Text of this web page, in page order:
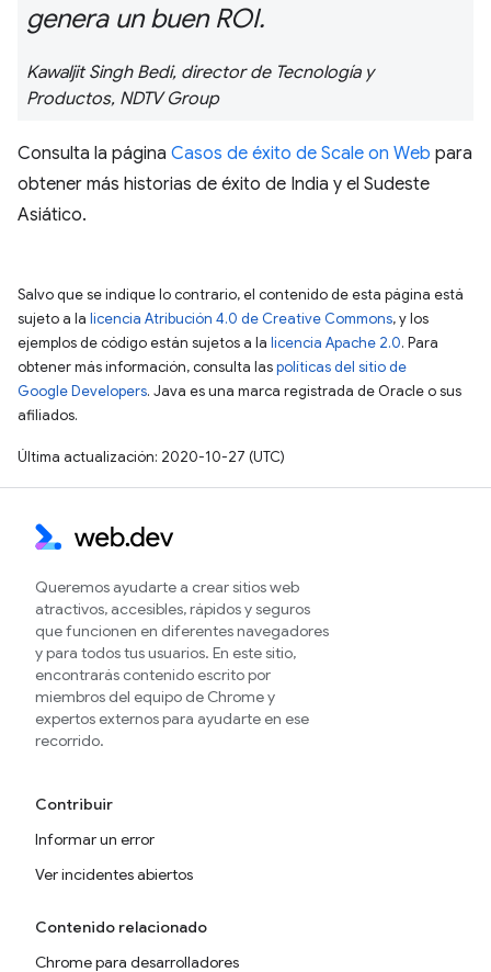
genera un buen ROI.
Kawaljit Singh Bedi, director de Tecnología y
Productos, NDTV Group
Consulta la página Casos de éxito de Scale on Web para
obtener más historias de éxito de India y el Sudeste
Asiático.
Salvo que se indique lo contrario, el contenido de esta página está
sujeto a la licencia Atribución 4.0 de Creative Commons, y los
ejemplos de código están sujetos a la licencia Apache 2.0. Para
obtener más información, consulta laspolíticas del sitio de
Google Developers. Java es una marca registrada de Oracle o sus
afiliados.
Última actualización: 2020-10-27 (UTC)
Queremos ayudarte a crear sitios web
atractivos, accesibles, rápidos y seguros
que funcionen en diferentes navegadores
y para todos tus usuarios. En este sitio,
encontrarás contenido escrito por
miembros del equipo de Chrome y
expertos externos para ayudarte en ese
recorrido.
Contribuir
Informar un error
Ver incidentes abiertos
Contenido relacionado
Chrome para desarrolladores